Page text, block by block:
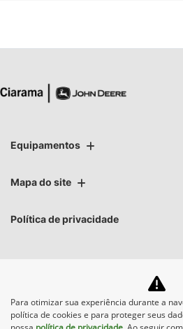
Equipamentos
Mapa do site
Política de privacidade
No trânsito, enxergar o
outro salva vidas.
Para otimizar sua experiência durante a
política de cookies e para proteger seus